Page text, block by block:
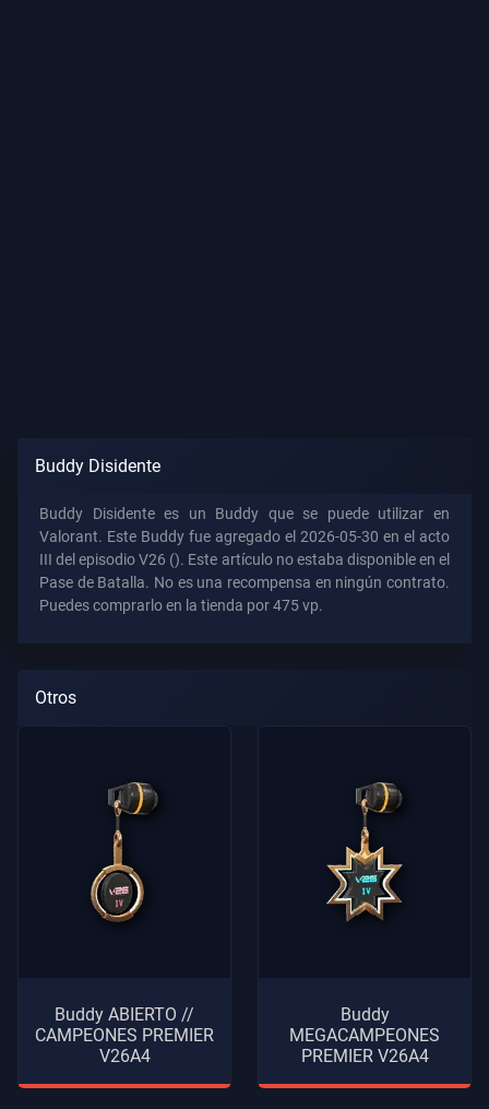
Buddy Disidente
Buddy Disidente es un Buddy que se puede utilizar en
Valorant. Este Buddy fue agregado el 2026-05-30 en el acto
III del episodio V26 (). Este artículo no estaba disponible en el
Pase de Batalla. No es una recompensa en ningún contrato.
Puedes comprarlo en la tienda por 475 vp.
Otros
Buddy ABIERTO //
CAMPEONES PREMIER
V26A4
Buddy
MEGACAMPEONES
PREMIER V26A4